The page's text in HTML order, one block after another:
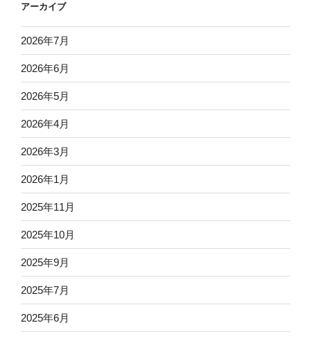
アーカイブ
2026年7月
2026年6月
2026年5月
2026年4月
2026年3月
2026年1月
2025年11月
2025年10月
2025年9月
2025年7月
2025年6月